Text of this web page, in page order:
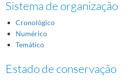
Sistema de organização
Cronológico
Numérico
Temático
Estado de conservação